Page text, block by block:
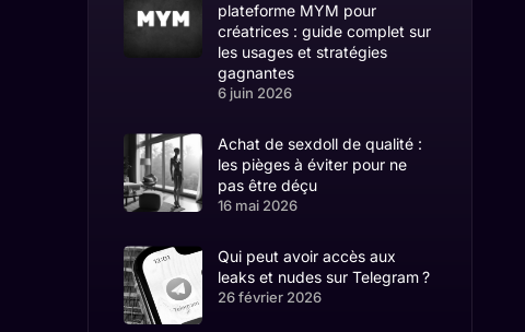
plateforme MYM pour
créatrices : guide complet sur
les usages et stratégies
gagnantes
6 juin 2026
Achat de sexdoll de qualité :
les pièges à éviter pour ne
pas être déçu
16 mai 2026
Qui peut avoir accès aux
leaks et nudes sur Telegram ?
26 février 2026